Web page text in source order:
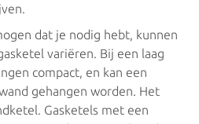
dat je nodig hebt, kunnen
variëren. Bij een laag
compact, en kan een
gehangen worden. Het
Gasketels met een